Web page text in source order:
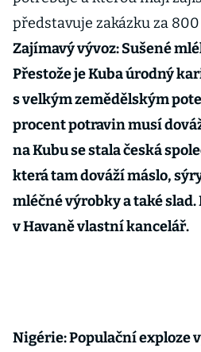
představuje zakázku za
Zajímavý vývoz: Sušené
Přestože je Kuba úrodný
s velkým zemědělským
procent potravin musí
na Kubu se stala česká
která tam dováží máslo,
mléčné výrobky a také
v Havaně vlastní kancelář.
Nigérie: Populační exploze